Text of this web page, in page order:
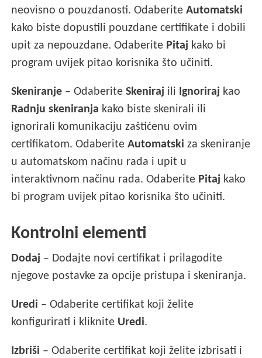
neovisno o pouzdanosti. OdaberiteAutomatski
kako biste dopustili pouzdane certifikate i dobili
upit za nepouzdane. Odaberite Pitaj kako bi
program uvijek pitao korisnika što učiniti.
Skeniranje – OdaberiteSkeniraj ili Ignoriraj kao
Radnju skeniranja kako biste skenirali ili
ignorirali komunikaciju zaštićenu ovim
certifikatom. OdaberiteAutomatski za skeniranje
u automatskom načinu rada i upit u
interaktivnom načinu rada. Odaberite Pitaj kako
bi program uvijek pitao korisnika što učiniti.
Kontrolni elementi
Dodaj – Dodajte novi certifikat i prilagodite
njegove postavke za opcije pristupa i skeniranja.
Uredi – Odaberite certifikat koji želite
konfigurirati i kliknite Uredi.
Izbriši – Odaberite certifikat koji želite izbrisati i